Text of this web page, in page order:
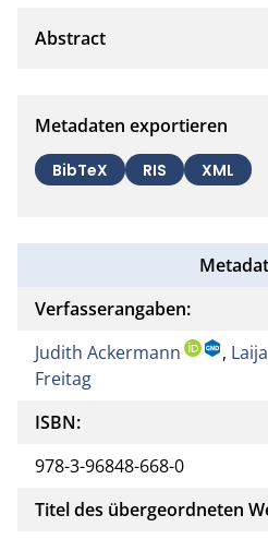
Metadaten exportieren
BibTeX RIS XML
Verfasserangaben:
Judith Ackermann
,
Freitag
ISBN:
978-3-96848-668-0
Titel des übergeordneten